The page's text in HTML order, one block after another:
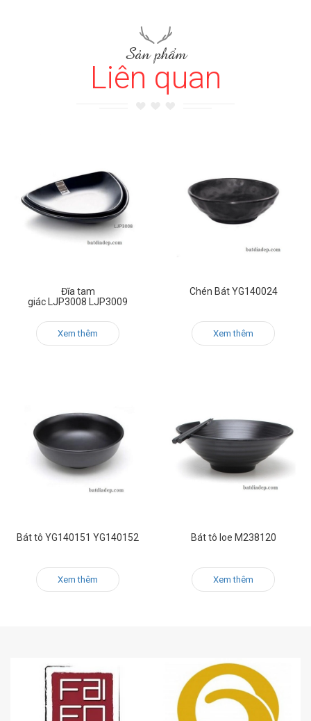
Sản phẩm
Liên quan
Đĩa tam
giác LJP3008 LJP3009
Xem thêm
Chén Bát YG140024
Xem thêm
Bát tô YG140151 YG140152
Xem thêm
Bát tô loe M238120
Xem thêm